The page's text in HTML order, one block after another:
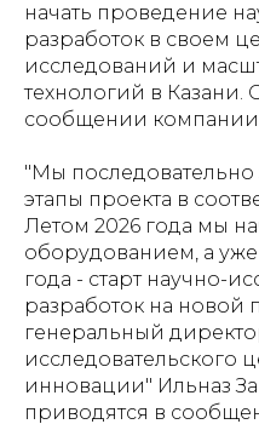
начать проведение
разработок в своем
исследований и
технологий в Казани.
сообщении
"Мы
этапы проекта в
Летом 2026 года мы
оборудованием, а
года - старт научно-
разработок на новой
генеральный
исследовательского
инновации" Ильназ
приводятся в